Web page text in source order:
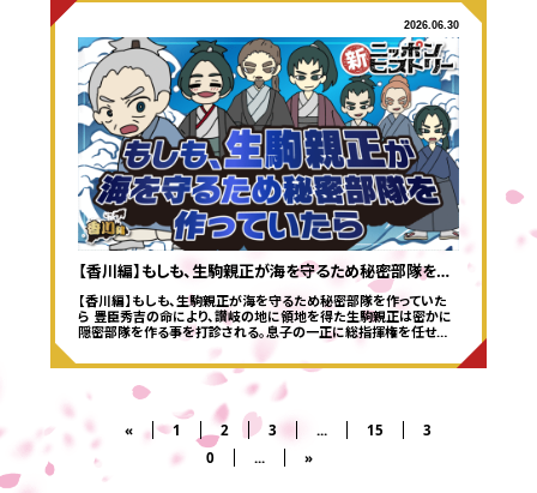
2026.06.30
【香川編】もしも、生駒親正が海を守るため秘密部隊を…
【香川編】もしも、生駒親正が海を守るため秘密部隊を作っていた
ら 豊臣秀吉の命により、讃岐の地に領地を得た生駒親正は密かに
隠密部隊を作る事を打診される。息子の一正に総指揮権を任せ…
« 1 2 3 ... 15
3
0
... »